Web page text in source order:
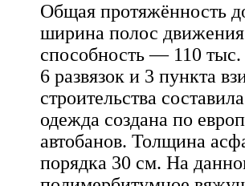
Общая протяжённость
ширина полос
способность — 110 тыс.
6 развязок и 3 пункта
строительства
одежда создана по
автобанов. Толщина
порядка 30 см. На